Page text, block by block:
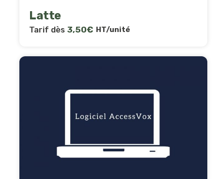
Latte
Tarif dès 3,50€ HT/unité